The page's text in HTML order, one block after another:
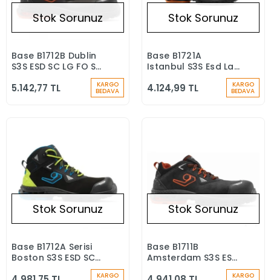
Stokta Yok
Stok Sorunuz
Base B1712B Dublin
S3S ESD SC LG FO SR
5.142,77 TL KARGO
BEDAVA
Stokta Yok
Stok Sorunuz
Base B1721A
Istanbul S3S Esd Lg
Ayakkabısı
4.124,99 TL KARGO
BEDAVA
Stokta Yok
Stok Sorunuz
Base B1712A Serisi
Boston S3S ESD SC
LG FO FR Kompozit
KARGO
Stokta Yok
Stok Sorunuz
Base B1711B
Amsterdam S3S ESD
KARGO